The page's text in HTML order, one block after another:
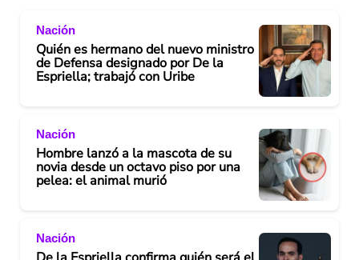
Nación
Quién es hermano del nuevo ministro
de Defensa designado por De la
Espriella; trabajó con Uribe
Nación
Hombre lanzó a la mascota de su
novia desde un octavo piso por una
pelea: el animal murió
Nación